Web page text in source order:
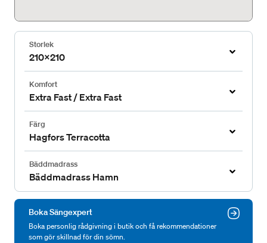
Storlek
210x210
Komfort
Extra Fast / Extra Fast
Färg
Hagfors Terracotta
Bäddmadrass
Bäddmadrass Hamn
Boka Sängexpert
Boka personlig rådgivning i butik och få rekommendationer
som gör skillnad för din sömn.